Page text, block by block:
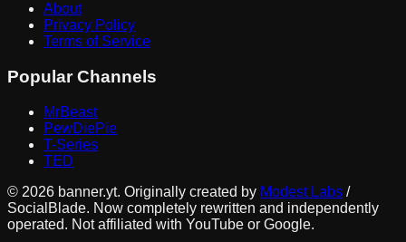
About
Privacy Policy
Terms of Service
Popular Channels
MrBeast
PewDiePie
T-Series
TED
© 2026 banner.yt. Originally created by Modest Labs /
SocialBlade. Now completely rewritten and independently
operated. Not affiliated with YouTube or Google.